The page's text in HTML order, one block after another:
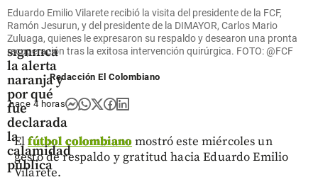
Volcán
Puracé:
qué
significa
la alerta
naranja y
por qué
fue
declarada
la
calamidad
pública
Eduardo Emilio Vilarete recibió la visita del presidente de la FCF,
Ramón Jesurun, y del presidente de la DIMAYOR, Carlos Mario
Zuluaga, quienes le expresaron su respaldo y desearon una pronta
recuperación tras la exitosa intervención quirúrgica. FOTO: @FCF
Redacción El Colombiano
hace 4 horas
Elfútbol colombianomostró este miércoles un
gesto de respaldo y gratitud hacia Eduardo Emilio
Vilarete.